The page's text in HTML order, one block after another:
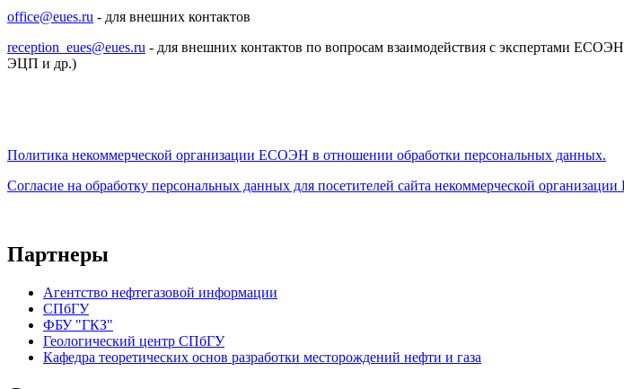
office@eues.ru - для внешних контактов
reception_eues@eues.ru - для внешних контактов по вопросам взаимодействия с экспертами
ЭЦП и др.)
Политика некоммерческой организации ЕСОЭН в отношении обработки персональных данных.
Согласие на обработку персональных данных для посетителей сайта некоммерческой
Партнеры
Агентство нефтегазовой информации
СПбГУ
ФБУ "ГКЗ"
Геологический центр СПбГУ
Кафедра теоретических основ разработки месторождений нефти и газа